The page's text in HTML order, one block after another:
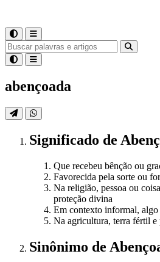
abençoada
Significado de
Que recebeu bênção ou
Favorecida pela sorte ou
Na religião, pessoa ou
proteção divina
Em contexto informal,
Na agricultura, terra fértil e
Sinônimo de